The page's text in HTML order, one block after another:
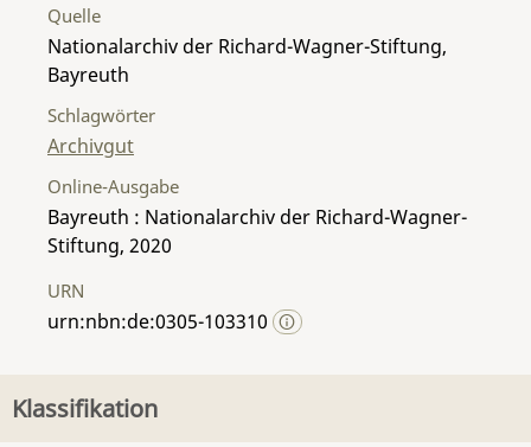
Quelle
Nationalarchiv der Richard-Wagner-Stiftung,
Bayreuth
Schlagwörter
Archivgut
Online-Ausgabe
Bayreuth : Nationalarchiv der Richard-Wagner-
Stiftung, 2020
URN
urn:nbn:de:0305-103310
Klassifikation